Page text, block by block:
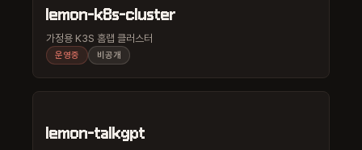
lemon-k8s-cluster
가정용 K3S 홈랩 클러스터
운영중 비공개
lemon-talkgpt